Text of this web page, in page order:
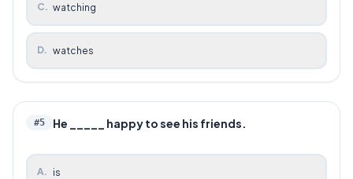
C. watching
D. watches
#5 He _____ happy to see his friends.
A. is